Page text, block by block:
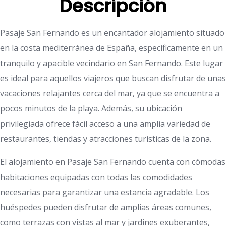
Descripción
Pasaje San Fernando es un encantador alojamiento situado
en la costa mediterránea de España, específicamente en un
tranquilo y apacible vecindario en San Fernando. Este lugar
es ideal para aquellos viajeros que buscan disfrutar de unas
vacaciones relajantes cerca del mar, ya que se encuentra a
pocos minutos de la playa. Además, su ubicación
privilegiada ofrece fácil acceso a una amplia variedad de
restaurantes, tiendas y atracciones turísticas de la zona.
El alojamiento en Pasaje San Fernando cuenta con cómodas
habitaciones equipadas con todas las comodidades
necesarias para garantizar una estancia agradable. Los
huéspedes pueden disfrutar de amplias áreas comunes,
como terrazas con vistas al mar y jardines exuberantes,